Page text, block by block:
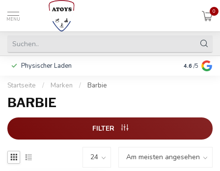
MENU
0
Physischer Laden In 3 Raten
4.6 /5
Startseite / Marken / Barbie
BARBIE
FILTER